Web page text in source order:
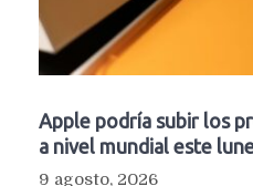
Apple podría subir los
a nivel mundial este
9 agosto, 2026